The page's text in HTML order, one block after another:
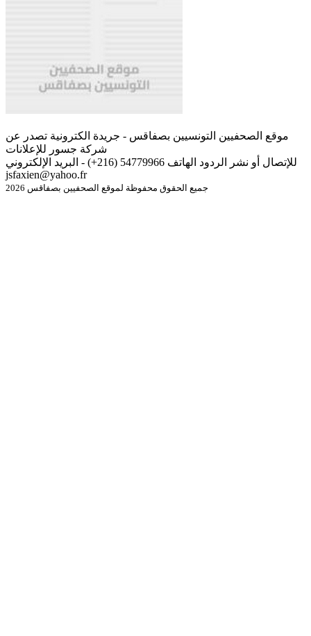
موقع الصحفيين التونسيين بصفاقس - جريدة الكترونية تصدر عن
شركة جسور للإعلانات
للإتصال أو نشر الردود الهاتف 54779966 (216+) - البريد الإلكتروني
jsfaxien@yahoo.fr
جميع الحقوق محفوظة لموقع الصحفيين بصفاقس 2026